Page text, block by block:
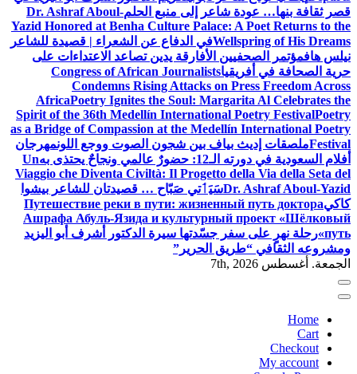
قصر ثقافة بنها… عودة شاعر إلى منبع الحلمDr. Ashraf Aboul-
Yazid Honored at Benha Culture Palace: A Poet Returns to the
Wellspring of His Dreamsفي الدفاع عن الشعراء | قصيدة للشاعر
نيلس هافمؤتمر الصحفيين الأفارقة يدين تصاعد الاعتداءات على
حرية الصحافة في أفريقياCongress of African Journalists
Condemns Rising Attacks on Press Freedom Across
AfricaPoetry Ignites the Soul: Margarita Al Celebrates the
Spirit of the 36th Medellín International Poetry FestivalPoetry
as a Bridge of Compassion at the Medellín International Poetry
Festivalملصقات إديث بياف بين شجون الصوت ووجع اللونمهرجان
أفلام السعودية في دورته الـ12: حضورٌ عالمي ونجاحٌ يحتذى به
Un
Viaggio che Diventa Civiltà: Il Progetto della Via della Seta del
Dr. Ashraf Aboul-Yazidسَيَٲتي صَبّاح … قصيدتان للشاعر بيشوا
كاكيПутешествие реки в пути: жизненный путь доктора
Ашрафа Абуль-Язида и культурный проект «Шёлковый
путь» رحلة نهرٍ على سفر جسّدتها سيرة الدكتور أشرف أبو اليزيد
ومشروعه الثقافي “طريق الحرير”
الجمعة. أغسطس 7th, 2026
Home
Cart
Checkout
My account